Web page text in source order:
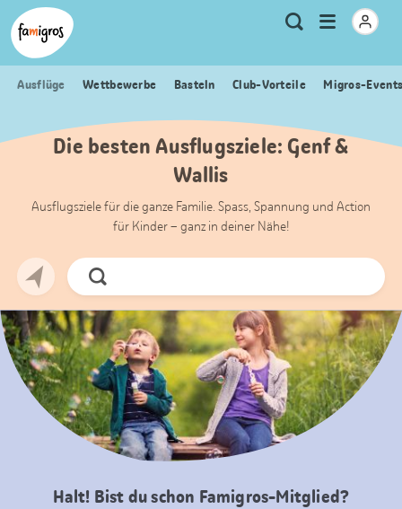
Sprungmarken
Navigation
Header
Logo
Meta
Navigation
Suche
Menu
öffnen
Ausflüge Wettbewerbe Basteln Club-Vorteile Migros-
Die besten Ausflugsziele: Genf &
Wallis
Ausflugsziele für die ganze Familie. Spass, Spannung und Action
für Kinder – ganz in deiner Nähe!
Jetzt
Suchen
Halt! Bist du schon Famigros-Mitglied?